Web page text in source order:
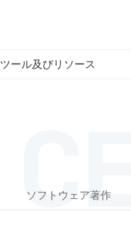
ツール及びリソース
ソフトウェア著作